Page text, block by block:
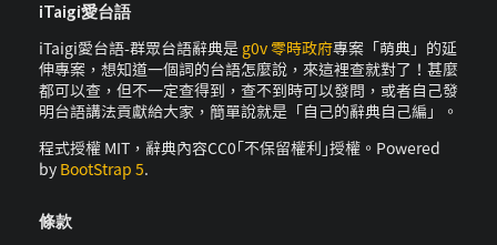
iTaigi愛台語
iTaigi愛台語-群眾台語辭典是 g0v 零時政府專案「萌典」的延
伸專案，想知道一個詞的台語怎麼說，來這裡查就對了！甚麼
都可以查，但不一定查得到，查不到時可以發問，或者自己發
明台語講法貢獻給大家，簡單說就是「自己的辭典自己編」。
程式授權 MIT，辭典內容CC0｢不保留權利｣授權。Powered
by BootStrap 5.
條款